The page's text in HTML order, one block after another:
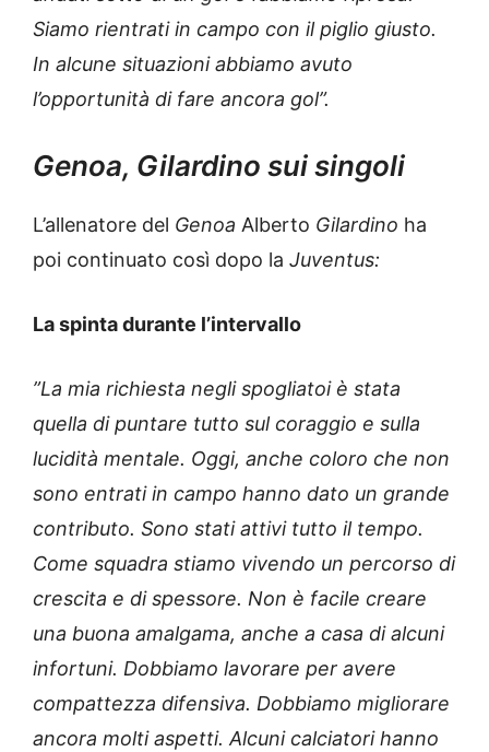
Siamo rientrati in campo con il piglio giusto.
In alcune situazioni abbiamo avuto
l’opportunità di fare ancora gol”.
Genoa, Gilardino sui singoli
L’allenatore del Genoa Alberto Gilardino ha
poi continuato così dopo la Juventus:
La spinta durante l’intervallo
”La mia richiesta negli spogliatoi è stata
quella di puntare tutto sul coraggio e sulla
lucidità mentale. Oggi, anche coloro che non
sono entrati in campo hanno dato un grande
contributo. Sono stati attivi tutto il tempo.
Come squadra stiamo vivendo un percorso di
crescita e di spessore. Non è facile creare
una buona amalgama, anche a casa di alcuni
infortuni. Dobbiamo lavorare per avere
compattezza difensiva. Dobbiamo migliorare
ancora molti aspetti. Alcuni calciatori hanno